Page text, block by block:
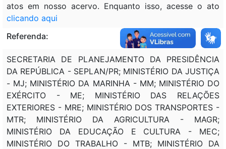
atos em nosso acervo. Enquanto isso, acesse o ato
clicando aqui
Referenda:
SECRETARIA DE PLANEJAMENTO DA PRESIDÊNCIA
DA REPÚBLICA - SEPLAN/PR; MINISTÉRIO DA JUSTIÇA
- MJ; MINISTÉRIO DA MARINHA - MM; MINISTÉRIO DO
EXÉRCITO - ME; MINISTÉRIO DAS RELAÇÕES
EXTERIORES - MRE; MINISTÉRIO DOS TRANSPORTES -
MTR; MINISTÉRIO DA AGRICULTURA - MAGR;
MINISTÉRIO DA EDUCAÇÃO E CULTURA - MEC;
MINISTÉRIO DO TRABALHO - MTB; MINISTÉRIO DA